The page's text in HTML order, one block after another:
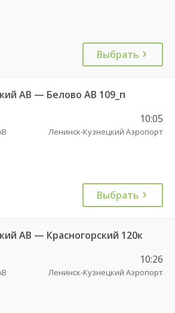
Выбрать
АВ — Белово АВ 109_п
10:05
Ленинск-Кузнецкий Аэропорт
Выбрать
АВ — Красногорский 120к
10:26
Ленинск-Кузнецкий Аэропорт